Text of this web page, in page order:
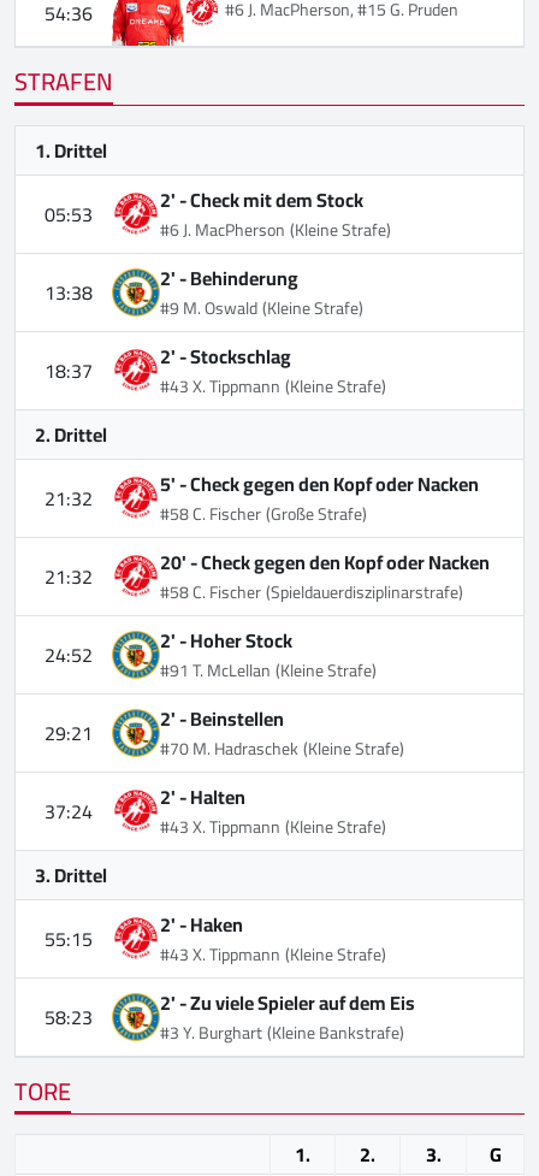
54:36 #6 J. MacPherson, #15 G. Pruden
STRAFEN
1. Drittel
05:53
2' -Check mit dem Stock
#6 J. MacPherson(Kleine Strafe)
13:38 2' -Behinderung
#9 M. Oswald(Kleine Strafe)
18:37 2' -Stockschlag
#43 X. Tippmann(Kleine Strafe)
2. Drittel
21:32
5' -Check gegen den Kopf oder Nacken
#58 C. Fischer(Große Strafe)
21:32 20' -Check gegen den Kopf oder Nacken
#58 C. Fischer(Spieldauerdisziplinarstrafe)
24:52 2' -Hoher Stock
#91 T. McLellan(Kleine Strafe)
29:21 2' -Beinstellen
#70 M. Hadraschek(Kleine Strafe)
37:24 2' -Halten
#43 X. Tippmann(Kleine Strafe)
3. Drittel
55:15
2' -Haken
#43 X. Tippmann(Kleine Strafe)
58:23 2' -Zu viele Spieler auf dem Eis
#3 Y. Burghart(Kleine Bankstrafe)
TORE
1. 2. 3.
G